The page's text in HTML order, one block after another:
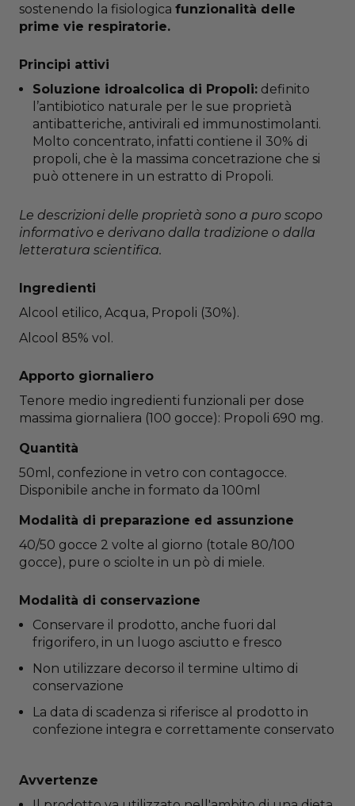
sostenendo la fisiologica funzionalità delle
prime vie respiratorie.
Principi attivi
Soluzione idroalcolica di Propoli: definito
l’antibiotico naturale per le sue proprietà
antibatteriche, antivirali ed immunostimolanti.
Molto concentrato, infatti contiene il 30% di
propoli, che è la massima concetrazione che si
può ottenere in un estratto di Propoli.
Le descrizioni delle proprietà sono a puro scopo
informativo e derivano dalla tradizione o dalla
letteratura scientifica.
Ingredienti
Alcool etilico, Acqua, Propoli (30%).
Alcool 85% vol.
Apporto giornaliero
Tenore medio ingredienti funzionali per dose
massima giornaliera (100 gocce): Propoli 690 mg.
Quantità
50ml, confezione in vetro con contagocce.
Disponibile anche in formato da 100ml
Modalità di preparazione ed assunzione
40/50 gocce 2 volte al giorno (totale 80/100
gocce), pure o sciolte in un pò di miele.
Modalità di conservazione
Conservare il prodotto, anche fuori dal
frigorifero, in un luogo asciutto e fresco
Non utilizzare decorso il termine ultimo di
conservazione
La data di scadenza si riferisce al prodotto in
confezione integra e correttamente conservato
Avvertenze